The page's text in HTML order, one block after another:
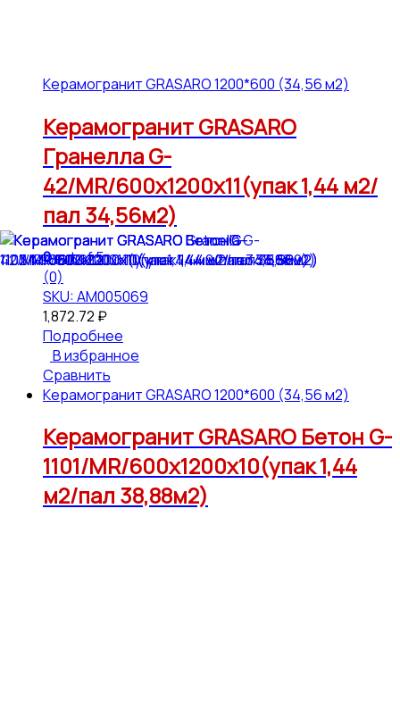
Керамогранит GRASARO 1200*600 (34,56 м2)
Керамогранит GRASARO
Гранелла G-
42/MR/600x1200x11(упак 1,44 м2/
пал 34,56м2)
0out of 5
(0)
SKU: АМ005069
1,872.72 ₽
Подробнее
В избранное
Сравнить
Керамогранит GRASARO 1200*600 (34,56 м2)
Керамогранит GRASARO Бетон G-
1101/MR/600x1200x10(упак 1,44
м2/пал 38,88м2)